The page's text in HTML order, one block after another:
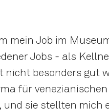
mein Job im
Jobs - als
nicht besonders gut
für
und sie stellten mich